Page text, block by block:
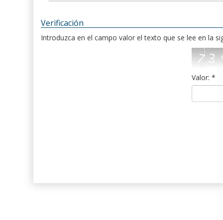
Verificación
Introduzca en el campo valor el texto que se lee en la
Valor: *